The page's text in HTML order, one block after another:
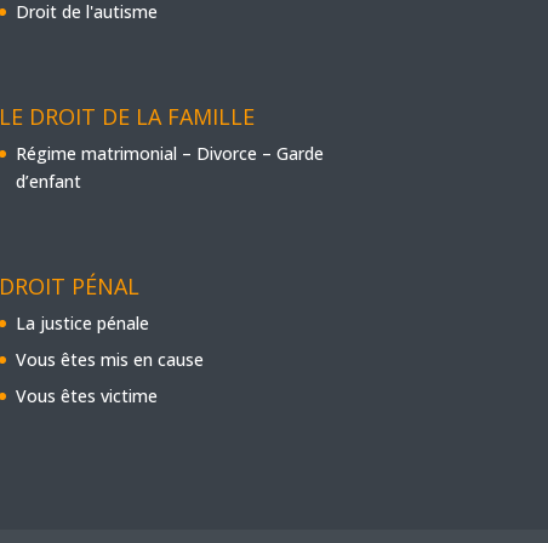
Droit de l'autisme
LE DROIT DE LA FAMILLE
Régime matrimonial – Divorce – Garde
d’enfant
DROIT PÉNAL
La justice pénale
Vous êtes mis en cause
Vous êtes victime